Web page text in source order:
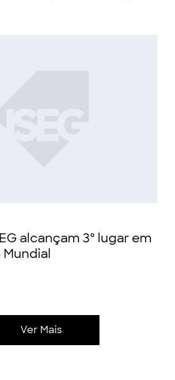
alcançam 3º lugar em
Ver Mais